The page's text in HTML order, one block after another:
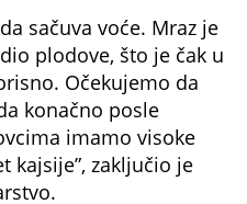
sačuva voće. Mraz je
plodove, što je čak u
Očekujemo da
konačno posle
imamo visoke
kajsije”, zaključio je